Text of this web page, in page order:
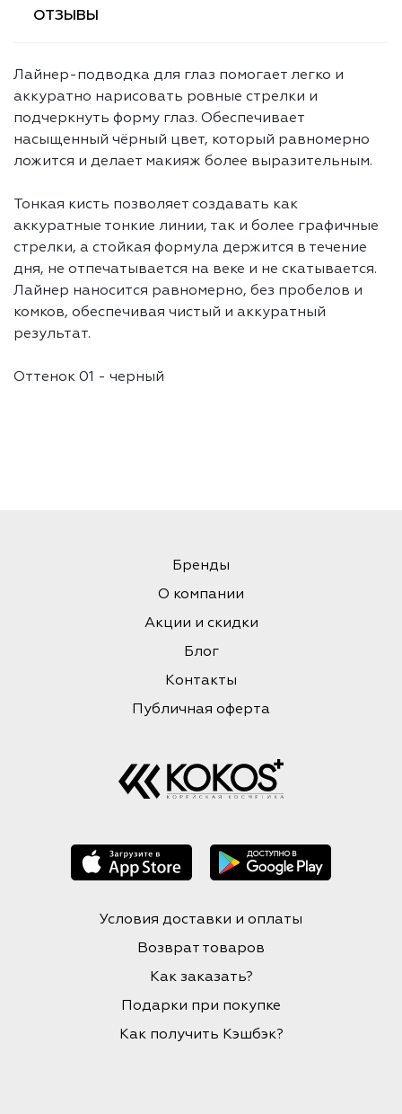
ОТЗЫВЫ
Лайнер-подводка для глаз помогает легко и
аккуратно нарисовать ровные стрелки и
подчеркнуть форму глаз. Обеспечивает
насыщенный чёрный цвет, который равномерно
ложится и делает макияж более выразительным.
Тонкая кисть позволяет создавать как
аккуратные тонкие линии, так и более графичные
стрелки, а стойкая формула держится в течение
дня, не отпечатывается на веке и не скатывается.
Лайнер наносится равномерно, без пробелов и
комков, обеспечивая чистый и аккуратный
результат.
Оттенок 01 - черный
Бренды
О компании
Акции и скидки
Блог
Контакты
Публичная оферта
Условия доставки и оплаты
Возврат товаров
Как заказать?
Подарки при покупке
Как получить Кэшбэк?